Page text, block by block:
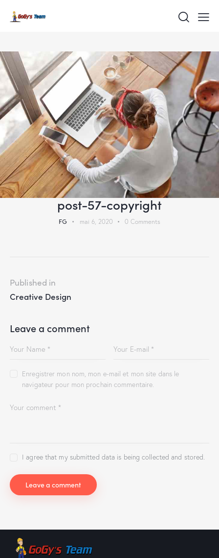
post-57-copyright
FG mai 6, 2020 0 Comments
Published in
Creative Design
Leave a comment
Enregistrer mon nom, mon e-mail et mon site dans le
navigateur pour mon prochain commentaire.
I agree that my submitted data is being collected and stored.